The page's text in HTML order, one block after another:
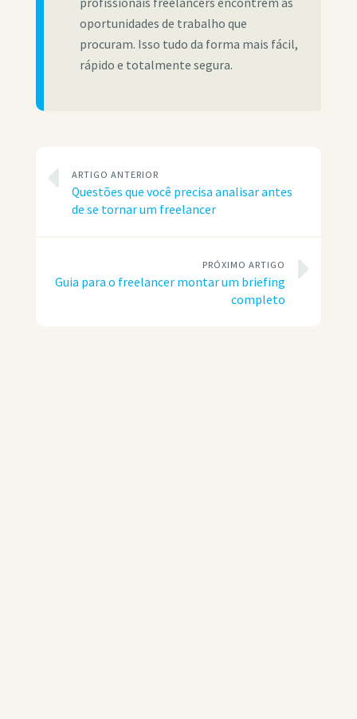
oportunidades de trabalho que
procuram. Isso tudo da forma mais fácil,
rápido e totalmente segura.
ARTIGO ANTERIOR
Questões que você precisa analisar antes
de se tornar um freelancer
PRÓXIMO ARTIGO
Guia para o freelancer montar um briefing
completo